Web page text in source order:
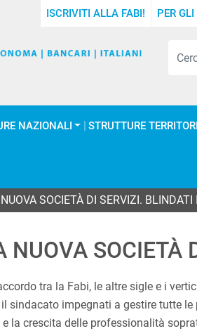
ISCRIVITI ALLA FABI! PER
NAZIONALI STRUTTURE
SOCIETÀ DI SERVIZI.
NUOVA
tra la Fabi, le altre sigle e i
sindacato impegnati a gestire tutte
la crescita delle professionalità